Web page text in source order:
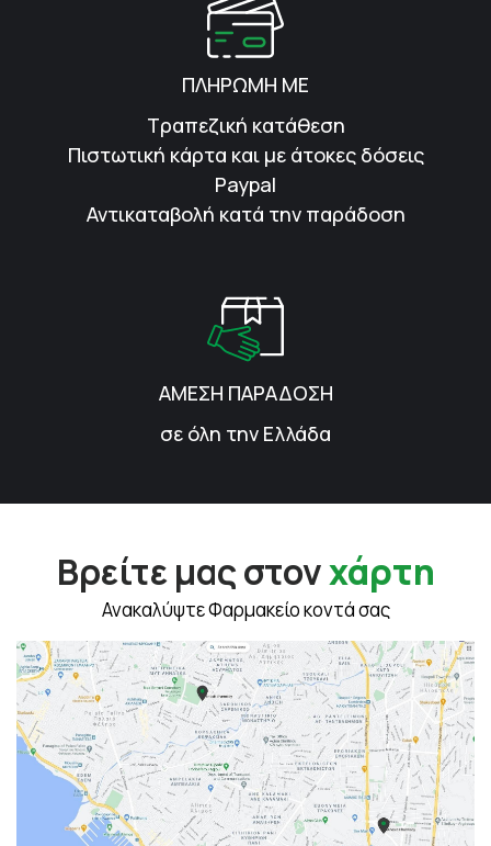
ΠΛΗΡΩΜΗ ΜΕ
Τραπεζική κατάθεση
Πιστωτική κάρτα και με άτοκες δόσεις
Paypal
Αντικαταβολή κατά την παράδοση
ΑΜΕΣΗ ΠΑΡΑΔΟΣΗ
σε όλη την Ελλάδα
Βρείτε μας στονχάρτη
Ανακαλύψτε Φαρμακείο κοντά σας